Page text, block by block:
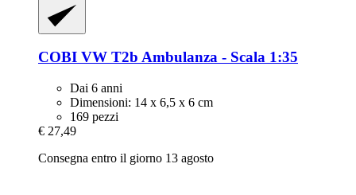
COBI VW T2b Ambulanza -​ Scala 1:35
Dai 6 anni
Dimensioni: 14 x 6,5 x 6 cm
169 pezzi
€ 27,49
Consegna entro il giorno 13 agosto